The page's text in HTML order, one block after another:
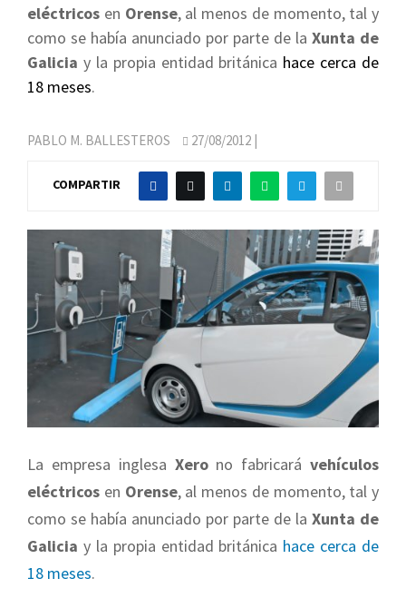
eléctricos en Orense, al menos de momento, tal y
como se había anunciado por parte de la Xunta de
Galicia y la propia entidad británica hace cerca de
18 meses.
PABLO M. BALLESTEROS 27/08/2012 |
COMPARTIR
La empresa inglesa Xerono fabricará vehículos
eléctricos en Orense, al menos de momento, tal y
como se había anunciado por parte de la Xunta de
Galicia y la propia entidad británica hace cerca de
18 meses.